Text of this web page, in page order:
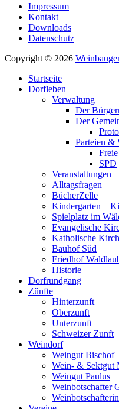
Impressum
Kontakt
Downloads
Datenschutz
Copyright © 2026
oben
scrollen
Startseite
Dorfleben
Verwaltung
Der
Der
Parteien &
SPD
Veranstaltungen
Alltagsfragen
BücherZelle
Kindergarten –
Spielplatz im
Evangelische
Katholische
Bauhof Süd
Friedhof
Historie
Dorfrundgang
Zünfte
Hinterzunft
Oberzunft
Unterzunft
Schweizer Zunft
Weindorf
Weingut Bischof
Wein- & Sektgut
Weingut Paulus
Weinbotschafter